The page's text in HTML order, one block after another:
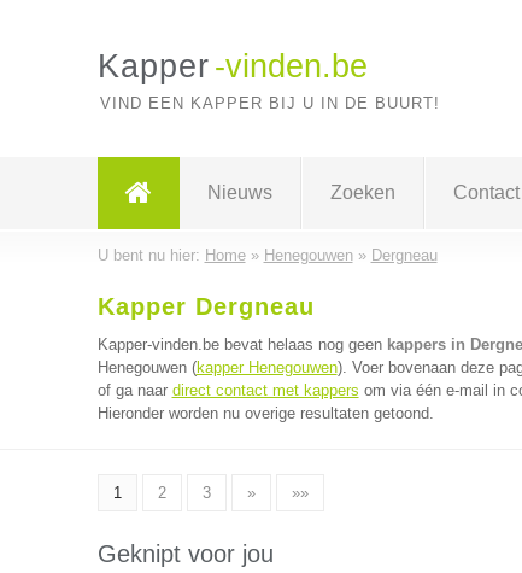
Kapper -vinden.be
VIND EEN KAPPER BIJ U IN DE BUURT!
Nieuws Zoeken Contact
U bent nu hier: Home» Henegouwen» Dergneau
Kapper Dergneau
Kapper-vinden.be bevat helaas nog geen kappers in
Henegouwen (kapper Henegouwen). Voer bovenaan deze
of ga naar direct contact met kappers om via één e-mail in
Hieronder worden nu overige resultaten getoond.
1 2 3 » »»
Geknipt voor jou